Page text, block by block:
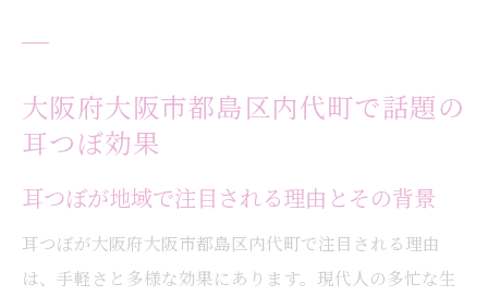
継続的な耳つぼケアがもたらす前向きな変
化
大阪府大阪市都島区内代町で話題の
耳つぼ効果
耳つぼが地域で注目される理由とその背景
耳つぼが大阪府大阪市都島区内代町で注目される理由
は、手軽さと多様な効果にあります。現代人の多忙な生